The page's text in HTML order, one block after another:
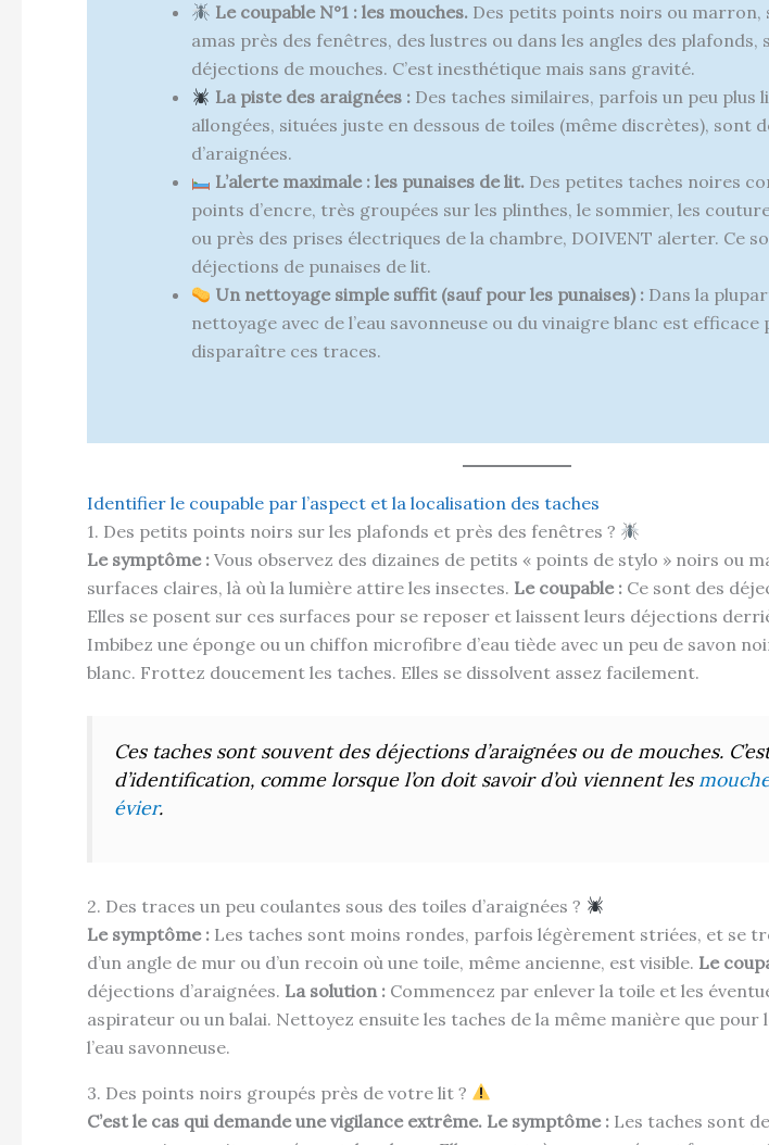
Le coupable N°1 : les mouches. Des petits points noirs ou marron,
amas près des fenêtres, des lustres ou dans les angles des plafonds,
déjections de mouches. C’est inesthétique mais sans gravité.
La piste des araignées : Des taches similaires, parfois un peu plus
allongées, situées juste en dessous de toiles (même discrètes), sont
d’araignées.
L’alerte maximale : les punaises de lit. Des petites taches noires
points d’encre, très groupées sur les plinthes, le sommier, les
ou près des prises électriques de la chambre, DOIVENT alerter. Ce
déjections de punaises de lit.
Un nettoyage simple suffit (sauf pour les punaises) : Dans la
nettoyage avec de l’eau savonneuse ou du vinaigre blanc est
disparaître ces traces.
Identifier le coupable par l’aspect et la localisation des taches
1. Des petits points noirs sur les plafonds et près des fenêtres ?
Le symptôme : Vous observez des dizaines de petits « points de stylo » noirs ou
surfaces claires, là où la lumière attire les insectes. Le coupable : Ce sont des
Elles se posent sur ces surfaces pour se reposer et laissent leurs déjections
Imbibez une éponge ou un chiffon microfibre d’eau tiède avec un peu de savon
blanc. Frottez doucement les taches. Elles se dissolvent assez facilement.
Ces taches sont souvent des déjections d’araignées ou de mouches.
d’identification, comme lorsque l’on doit savoir d’où viennent les
évier.
2. Des traces un peu coulantes sous des toiles d’araignées ?
Le symptôme : Les taches sont moins rondes, parfois légèrement striées, et se
d’un angle de mur ou d’un recoin où une toile, même ancienne, est visible. Le
déjections d’araignées. La solution : Commencez par enlever la toile et les
aspirateur ou un balai. Nettoyez ensuite les taches de la même manière que pour
l’eau savonneuse.
3. Des points noirs groupés près de votre lit ?
C’est le cas qui demande une vigilance extrême. Le symptôme : Les taches sont